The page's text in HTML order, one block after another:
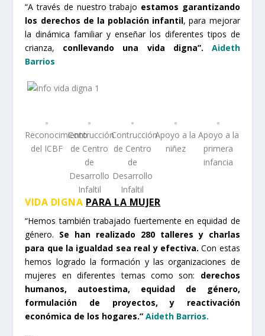
“A través de nuestro trabajo estamos garantizando
los derechos de la población infantil, para mejorar
la dinámica familiar y enseñar los diferentes tipos de
crianza, conllevando una vida digna”. Aideth
Barrios
Reconocimiento
del ICBF
Contrucción
de Centro
de
Desarrollo
Infaltil
Contrucción
de Centro
de
Desarrollo
Infaltil
Apoyo a la
niñez
Apoyo a la
primera
infancia
VIDA DIGNA PARA LA MUJER
“Hemos también trabajado fuertemente en equidad de
género. Se han realizado 280 talleres y charlas
para que la igualdad sea real y efectiva.Con estas
hemos logrado la formación y las organizaciones de
mujeres en diferentes temas como son: derechos
humanos, autoestima, equidad de género,
formulación de proyectos, y reactivación
económica de los hogares.”Aideth Barrios.